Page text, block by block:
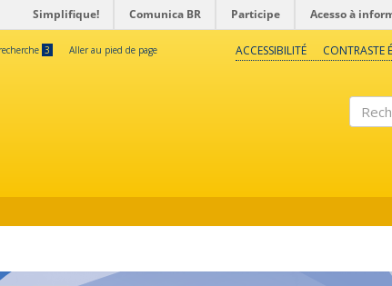
Simplifique! Comunica BR Participe Acesso à
3
Aller au pied de page
ACCESSIBILITÉ CONTRASTE